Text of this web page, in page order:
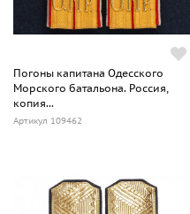
Погоны капитана Одесского
Морского батальона. Россия,
копия...
Артикул 109462